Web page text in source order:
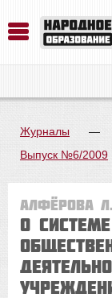
Журналы —
Выпуск №6/2009
Алфёрова
О